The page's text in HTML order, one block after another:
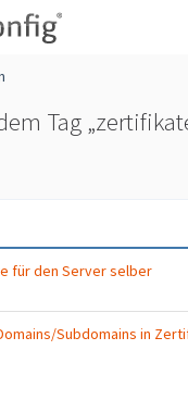
Tag
für den Server selber
Subdomains in